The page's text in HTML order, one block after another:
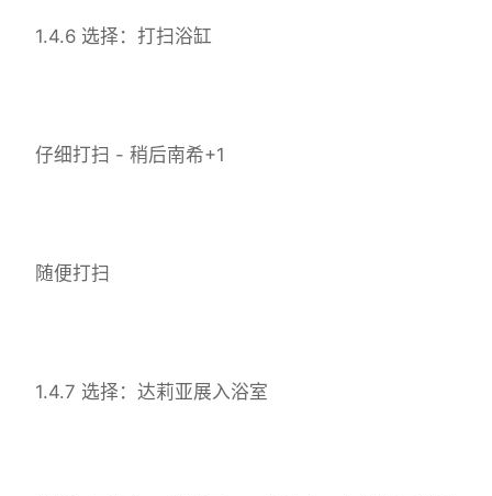
1.4.6 选择：打扫浴缸
仔细打扫 - 稍后南希+1
随便打扫
1.4.7 选择：达莉亚展入浴室